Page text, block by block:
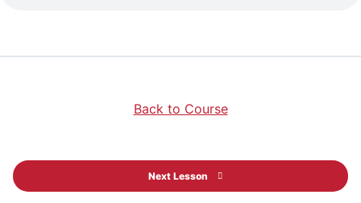
Back to Course
Next Lesson